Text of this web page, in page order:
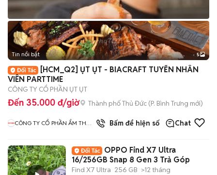
Tin nổi bật 5
[HCM_Q2] ỤT ỤT - BIACRAFT TUYỂN NHÂN
VIÊN PARTTIME
CÔNG TY CỔ PHẦN ỤT ỤT
Đến 35.000 đ/giờ Thành phố Thủ Đức (P. Bình Trưng mới)
CÔNG TY CỔ PHẦN ẨM THỰC
Bấm để hiện số Chat
OPPO Find X7 Ultra
16/256GB Snap 8 Gen 3 Trả Góp
Find X7 Ultra 256 GB >12 tháng